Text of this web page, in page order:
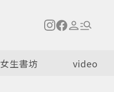
女生書坊 video